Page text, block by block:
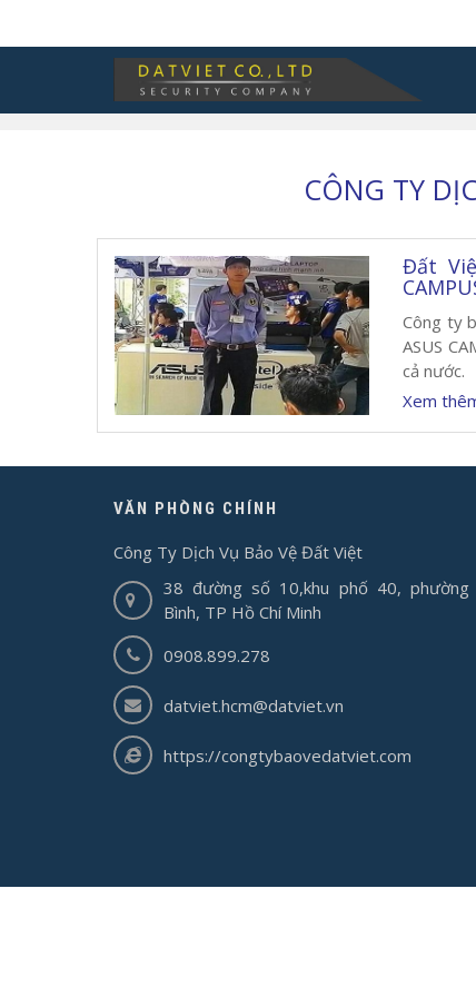
CÔNG TY
Đất
Công ty
ASUS
cả nước.
Xem
VĂN PHÒNG CHÍNH
Công Ty Dịch Vụ Bảo Vệ Đất Việt
38 đường số 10,khu phố 40, phường
Bình, TP Hồ Chí Minh
0908.899.278
datviet.hcm@datviet.vn
https://congtybaovedatviet.com